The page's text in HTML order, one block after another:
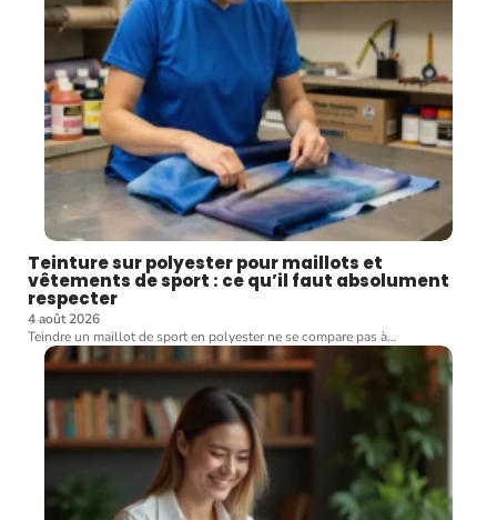
Teinture sur polyester pour maillots et
vêtements de sport : ce qu’il faut absolument
respecter
4 août 2026
Teindre un maillot de sport en polyester ne se compare pas à…